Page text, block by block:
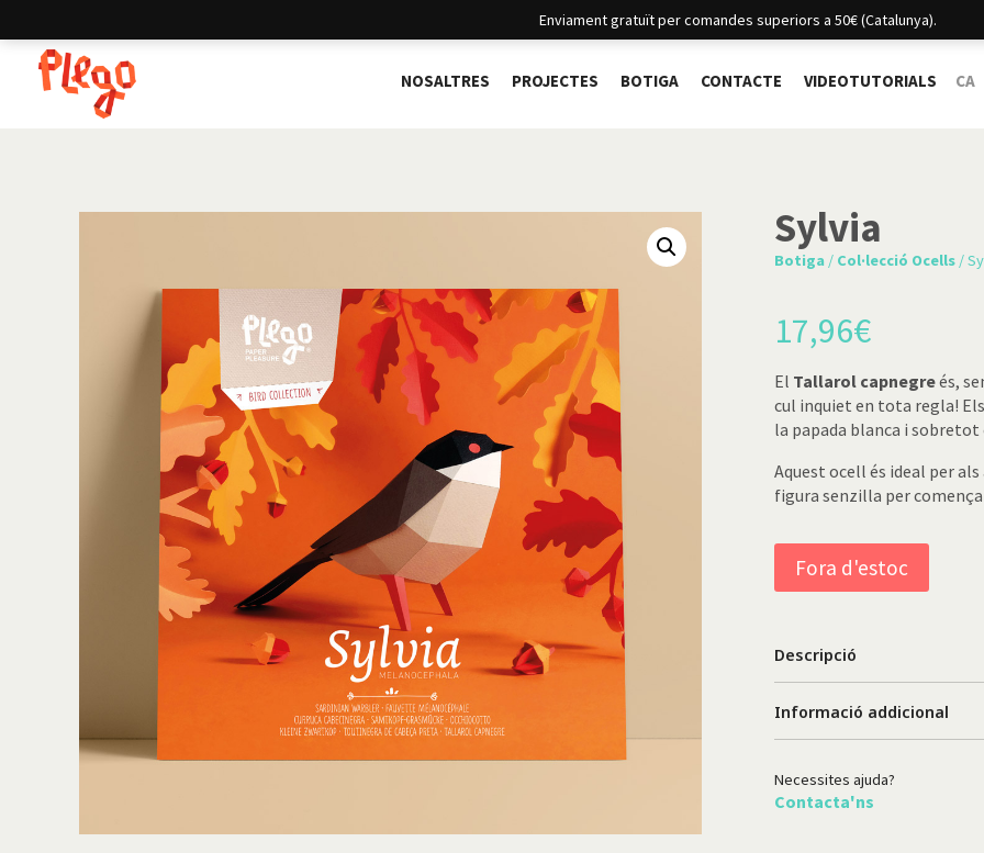
Enviament gratuït per comandes superiors a 50€ (Catalunya).
NOSALTRES PROJECTES BOTIGA CONTACTE VIDEOTUTORIALS CA
Sylvia
Botiga / Col·lecció Ocells /
17,96€
El Tallarol capnegreés,
cul inquiet en tota regla!
la papada blanca i sobretot
Aquest ocell és ideal per
figura senzilla per
Fora d'estoc
Descripció
Informació addicional
Necessites ajuda?
Contacta'ns